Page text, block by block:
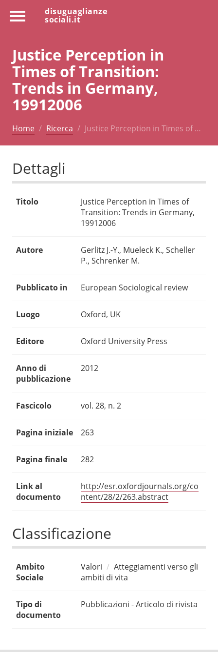
disuguaglianze
sociali.it
Justice Perception in
Times of Transition:
Trends in Germany,
19912006
Home Ricerca Justice Perception in Times of …
Dettagli
Titolo
Justice Perception in Times of
Transition: Trends in Germany,
19912006
Autore
Gerlitz J.-Y., Mueleck K., Scheller
P., Schrenker M.
Pubblicato in European Sociological review
Luogo Oxford, UK
Editore Oxford University Press
Anno di
pubblicazione
2012
Fascicolo vol. 28, n. 2
Pagina iniziale 263
Pagina finale 282
Link al
documento
http://esr.oxfordjournals.org/co
ntent/28/2/263.abstract
Classificazione
Ambito
Sociale
Valori
Atteggiamenti verso gli
ambiti di vita
Tipo di
documento
Pubblicazioni - Articolo di rivista